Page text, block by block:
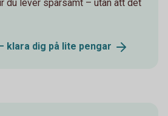
du lever sparsamt – utan att det
klara dig på lite pengar